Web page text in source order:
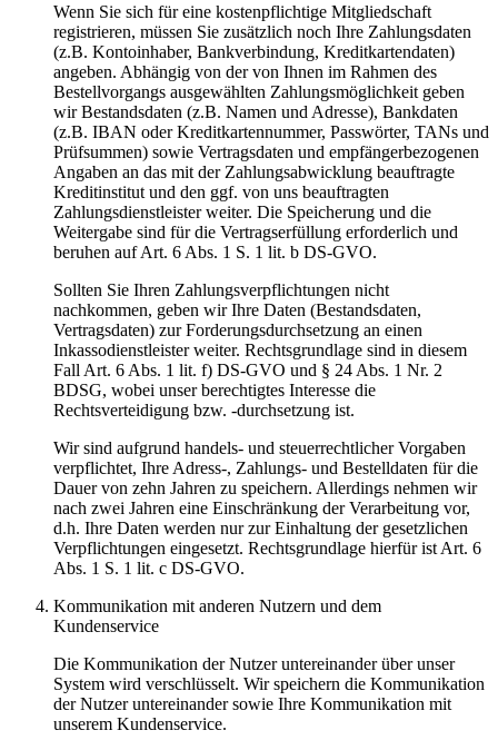
Wenn Sie sich für eine kostenpflichtige Mitgliedschaft
registrieren, müssen Sie zusätzlich noch Ihre Zahlungsdaten
(z.B. Kontoinhaber, Bankverbindung, Kreditkartendaten)
angeben. Abhängig von der von Ihnen im Rahmen des
Bestellvorgangs ausgewählten Zahlungsmöglichkeit geben
wir Bestandsdaten (z.B. Namen und Adresse), Bankdaten
(z.B. IBAN oder Kreditkartennummer, Passwörter, TANs und
Prüfsummen) sowie Vertragsdaten und empfängerbezogenen
Angaben an das mit der Zahlungsabwicklung beauftragte
Kreditinstitut und den ggf. von uns beauftragten
Zahlungsdienstleister weiter. Die Speicherung und die
Weitergabe sind für die Vertragserfüllung erforderlich und
beruhen auf Art. 6 Abs. 1 S. 1 lit. b DS-GVO.
Sollten Sie Ihren Zahlungsverpflichtungen nicht
nachkommen, geben wir Ihre Daten (Bestandsdaten,
Vertragsdaten) zur Forderungsdurchsetzung an einen
Inkassodienstleister weiter. Rechtsgrundlage sind in diesem
Fall Art. 6 Abs. 1 lit. f) DS-GVO und § 24 Abs. 1 Nr. 2
BDSG, wobei unser berechtigtes Interesse die
Rechtsverteidigung bzw. -durchsetzung ist.
Wir sind aufgrund handels- und steuerrechtlicher Vorgaben
verpflichtet, Ihre Adress-, Zahlungs- und Bestelldaten für die
Dauer von zehn Jahren zu speichern. Allerdings nehmen wir
nach zwei Jahren eine Einschränkung der Verarbeitung vor,
d.h. Ihre Daten werden nur zur Einhaltung der gesetzlichen
Verpflichtungen eingesetzt. Rechtsgrundlage hierfür ist Art. 6
Abs. 1 S. 1 lit. c DS-GVO.
Kommunikation mit anderen Nutzern und dem
Kundenservice
Die Kommunikation der Nutzer untereinander über unser
System wird verschlüsselt. Wir speichern die Kommunikation
der Nutzer untereinander sowie Ihre Kommunikation mit
unserem Kundenservice.